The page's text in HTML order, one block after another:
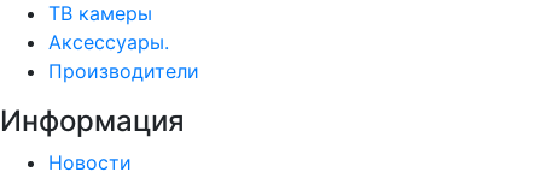
ТВ камеры
Аксессуары.
Производители
Информация
Новости